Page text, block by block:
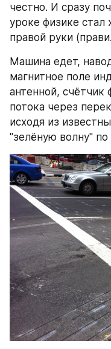
честно. И сразу
уроке физике стал
правой руки
Машина едет,
магнитное поле
антенной, счётчик
потока через
исходя из
"зелёную волну"